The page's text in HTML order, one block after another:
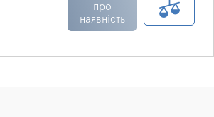
Конструкція має чотири
секції, завдяки яким
про
наявність